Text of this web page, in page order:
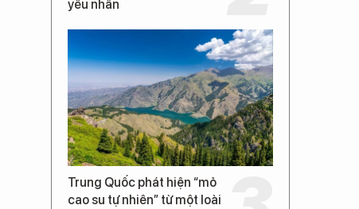
yếu nhân
Trung Quốc phát hiện “mỏ
cao su tự nhiên” từ một loài